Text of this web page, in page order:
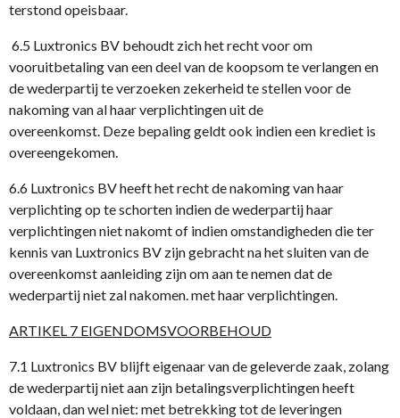
terstond opeisbaar.
6.5 Luxtronics BV behoudt zich het recht voor om
vooruitbetaling van een deel van de koopsom te verlangen en
de wederpartij te verzoeken zekerheid te stellen voor de
nakoming van al haar verplichtingen uit de
overeenkomst. Deze bepaling geldt ook indien een krediet is
overeengekomen.
6.6 Luxtronics BV heeft het recht de nakoming van haar
verplichting op te schorten indien de wederpartij haar
verplichtingen niet nakomt of indien omstandigheden die ter
kennis van Luxtronics BV zijn gebracht na het sluiten van de
overeenkomst aanleiding zijn om aan te nemen dat de
wederpartij niet zal nakomen. met haar verplichtingen.
ARTIKEL 7 EIGENDOMSVOORBEHOUD
7.1 Luxtronics BV blijft eigenaar van de geleverde zaak, zolang
de wederpartij niet aan zijn betalingsverplichtingen heeft
voldaan, dan wel niet: met betrekking tot de leveringen